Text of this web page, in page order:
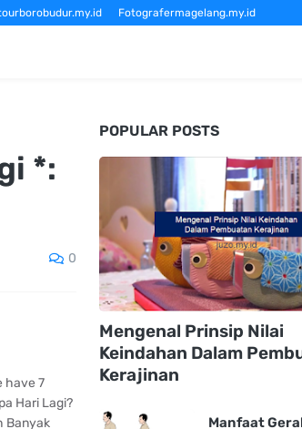
Fotografermagelang.my.id
*:
0
have 7
Hari Lagi?
Banyak
POPULAR POSTS
Mengenal Prinsip Nilai
Keindahan Dalam
Kerajinan
Manfaat